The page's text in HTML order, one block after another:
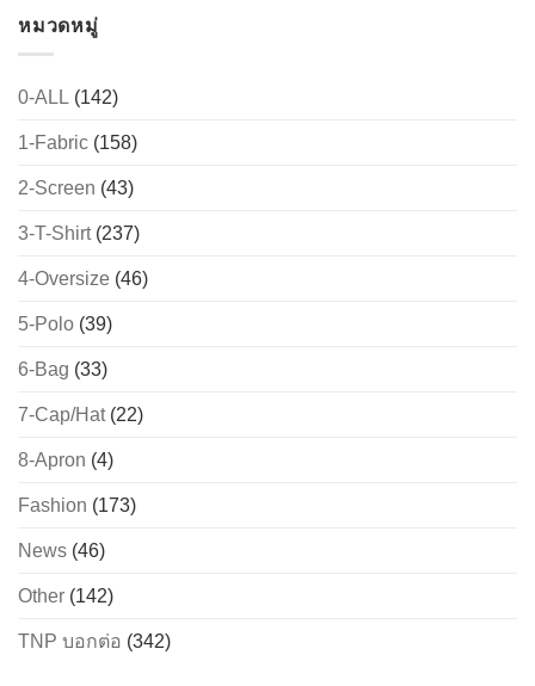
หมวดหมู่
0-ALL (142)
1-Fabric (158)
2-Screen (43)
3-T-Shirt(237)
4-Oversize (46)
5-Polo (39)
6-Bag (33)
7-Cap/Hat(22)
8-Apron (4)
Fashion (173)
News (46)
Other (142)
TNP บอกต่อ (342)